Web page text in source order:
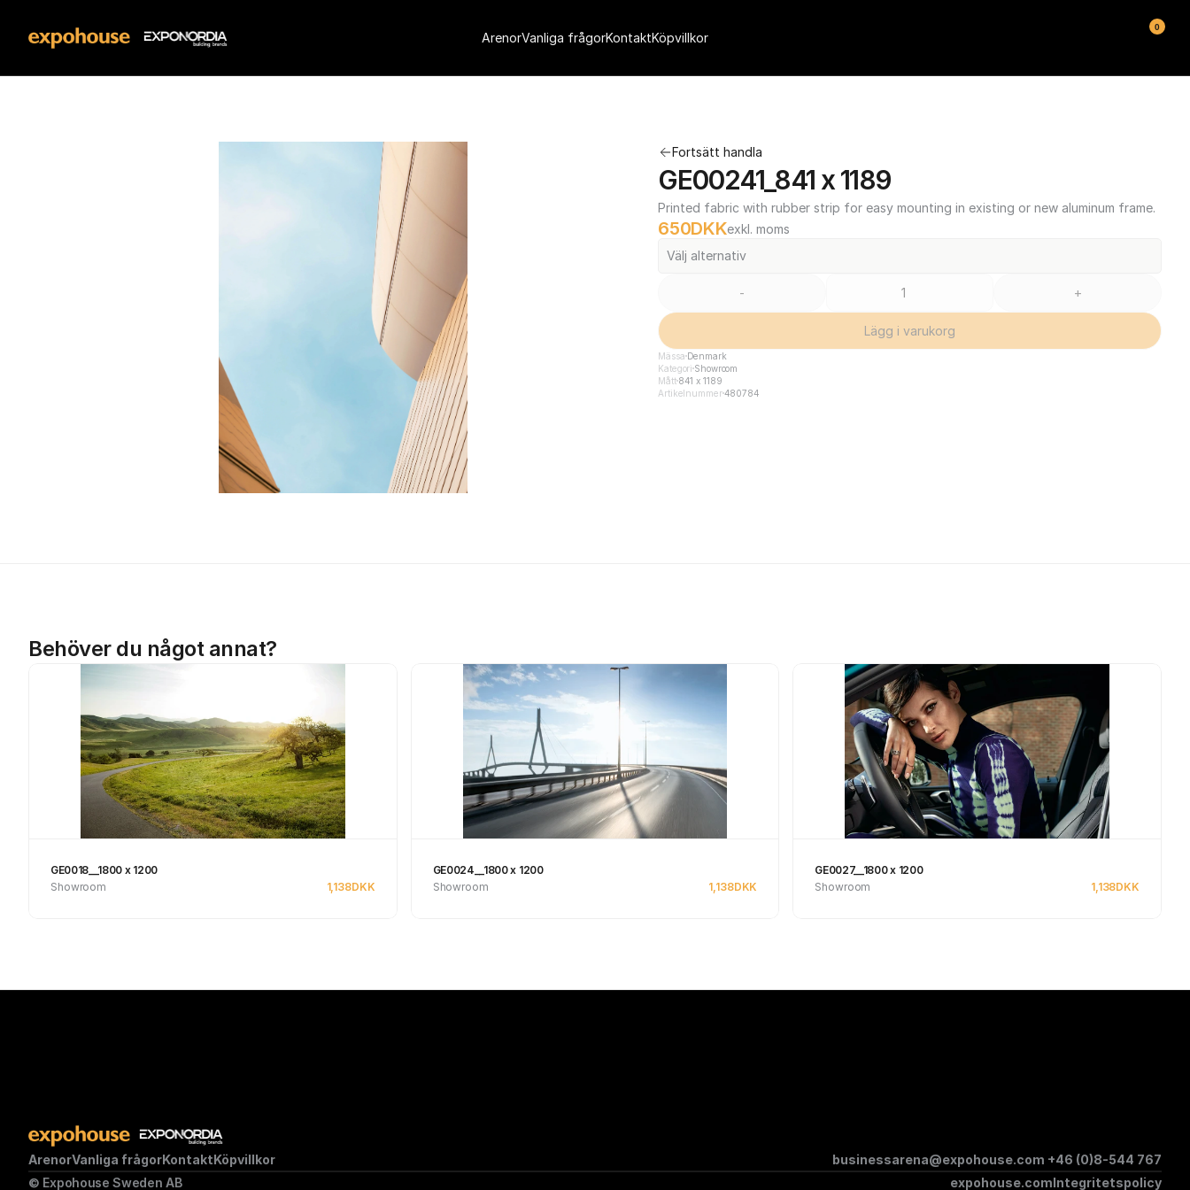
Fortsätt handla
GE00241_841 x 1189
Printed fabric with rubber strip for easy mounting in existing or new aluminum frame.
650DKKexkl. moms
Välj alternativ
- +
Lägg i varukorg
Mässa Denmark
Kategori Showroom
Mått841 x 1189
Artikelnummer480784
Behöver du något annat?
GE0018__1800 x 1200
Showroom
1,138DKK
GE0024__1800 x 1200
Showroom
1,138DKK
GE0027__1800 x 1200
Showroom
1,138DKK
ArenorVanliga frågorKontaktKöpvillkor businessarena@expohouse.com +46 (0)8-544 767
© Expohouse Sweden AB
expohouse.comIntegritetspolicy
ArenorVanliga frågorKontaktKöpvillkor
0